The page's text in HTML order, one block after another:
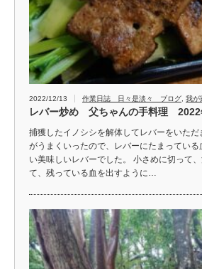
2022/12/13 作業日誌 日々是淡々 ブログ 我が
レバー炒め 父ちゃんの手料理 2022
捕獲したイノシシを解体してレバーをいただ
がうまくいったので、レバーにたまってい
い美味しいレバーでした。 小さめに切って
て、残っている血を出すように…